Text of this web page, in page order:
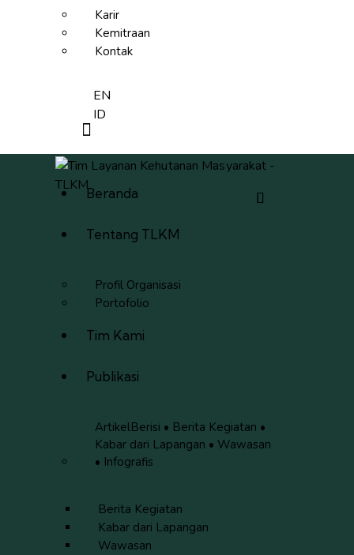
Karir
Kemitraan
Kontak
EN
ID
Beranda
Tentang TLKM
Profil Organisasi
Portofolio
Tim Kami
Publikasi
ArtikelBerisi • Berita Kegiatan •
Kabar dari Lapangan • Wawasan
• Infografis
Berita Kegiatan
Kabar dari Lapangan
Wawasan